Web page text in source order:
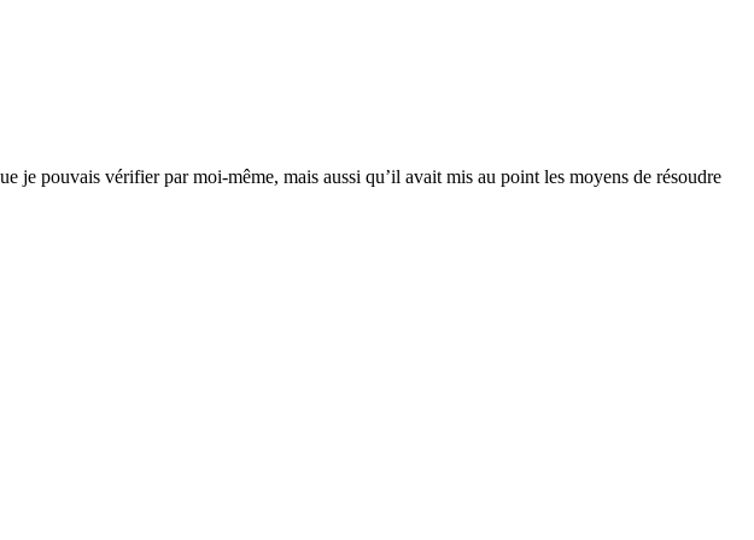
je pouvais vérifier par moi-même, mais aussi qu’il avait mis au point les moyens de résoudre